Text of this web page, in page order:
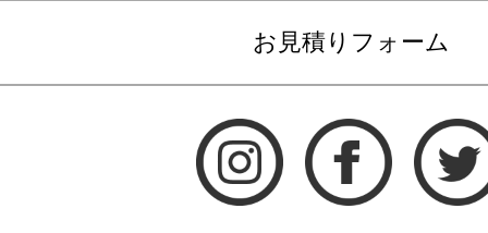
お見積りフォーム